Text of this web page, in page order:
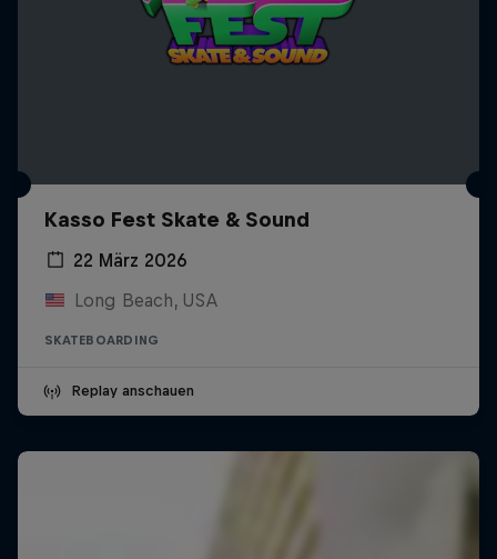
Kasso Fest Skate & Sound
22 März 2026
Long Beach, USA
SKATEBOARDING
Replay anschauen